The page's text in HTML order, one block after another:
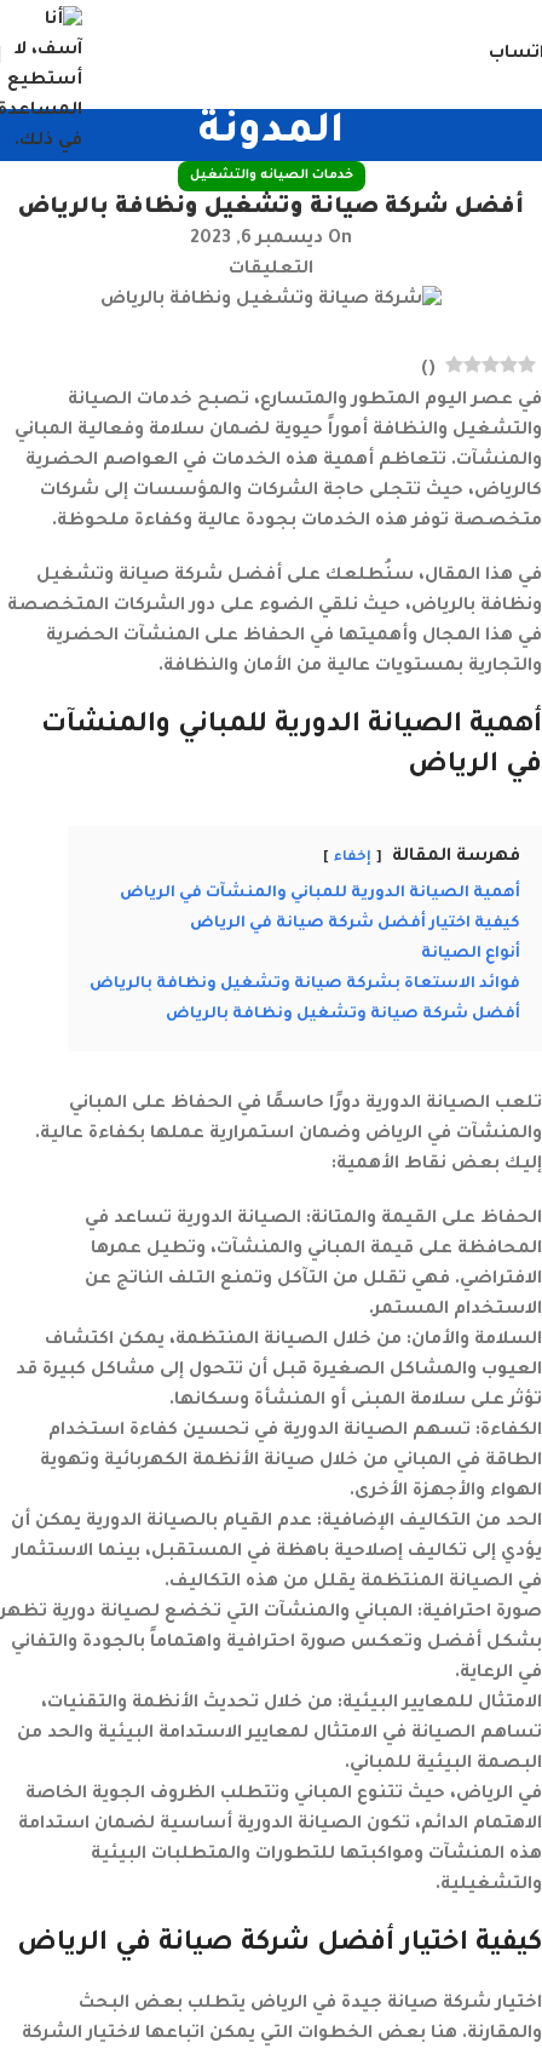
المدونة
خدمات الصيانه والتشغيل
أفضل شركة صيانة وتشغيل ونظافة بالرياض
On ديسمبر 6, 2023
التعليقات
(
)
في عصر اليوم المتطور والمتسارع، تصبح خدمات الصيانة
والتشغيل والنظافة أموراً حيوية لضمان سلامة وفعالية المباني
والمنشآت. تتعاظم أهمية هذه الخدمات في العواصم الحضرية
كالرياض، حيث تتجلى حاجة الشركات والمؤسسات إلى شركات
متخصصة توفر هذه الخدمات بجودة عالية وكفاءة ملحوظة.
في هذا المقال، سنُطلعك على أفضل شركة صيانة وتشغيل
ونظافة بالرياض، حيث نلقي الضوء على دور الشركات المتخصصة
في هذا المجال وأهميتها في الحفاظ على المنشآت الحضرية
والتجارية بمستويات عالية من الأمان والنظافة.
أهمية الصيانة الدورية للمباني والمنشآت
في الرياض
فهرسة المقالة إخفاء
أهمية الصيانة الدورية للمباني والمنشآت في الرياض
كيفية اختيار أفضل شركة صيانة في الرياض
أنواع الصيانة
فوائد الاستعاة بشركة صيانة وتشغيل ونظافة بالرياض
أفضل شركة صيانة وتشغيل ونظافة بالرياض
تلعب الصيانة الدورية دورًا حاسمًا في الحفاظ على المباني
والمنشآت في الرياض وضمان استمرارية عملها بكفاءة عالية.
إليك بعض نقاط الأهمية:
الحفاظ على القيمة والمتانة: الصيانة الدورية تساعد في
المحافظة على قيمة المباني والمنشآت، وتطيل عمرها
الافتراضي. فهي تقلل من التآكل وتمنع التلف الناتج عن
الاستخدام المستمر.
السلامة والأمان: من خلال الصيانة المنتظمة، يمكن اكتشاف
العيوب والمشاكل الصغيرة قبل أن تتحول إلى مشاكل كبيرة قد
تؤثر على سلامة المبنى أو المنشأة وسكانها.
الكفاءة: تسهم الصيانة الدورية في تحسين كفاءة استخدام
الطاقة في المباني من خلال صيانة الأنظمة الكهربائية وتهوية
الهواء والأجهزة الأخرى.
الحد من التكاليف الإضافية: عدم القيام بالصيانة الدورية يمكن أن
يؤدي إلى تكاليف إصلاحية باهظة في المستقبل، بينما الاستثمار
في الصيانة المنتظمة يقلل من هذه التكاليف.
صورة احترافية: المباني والمنشآت التي تخضع لصيانة دورية تظهر
بشكل أفضل وتعكس صورة احترافية واهتماماً بالجودة والتفاني
في الرعاية.
الامتثال للمعايير البيئية: من خلال تحديث الأنظمة والتقنيات،
تساهم الصيانة في الامتثال لمعايير الاستدامة البيئية والحد من
البصمة البيئية للمباني.
في الرياض، حيث تتنوع المباني وتتطلب الظروف الجوية الخاصة
الاهتمام الدائم، تكون الصيانة الدورية أساسية لضمان استدامة
هذه المنشآت ومواكبتها للتطورات والمتطلبات البيئية
والتشغيلية.
كيفية اختيار أفضل شركة صيانة في الرياض
اختيار شركة صيانة جيدة في الرياض يتطلب بعض البحث
والمقارنة. هنا بعض الخطوات التي يمكن اتباعها لاختيار الشركة